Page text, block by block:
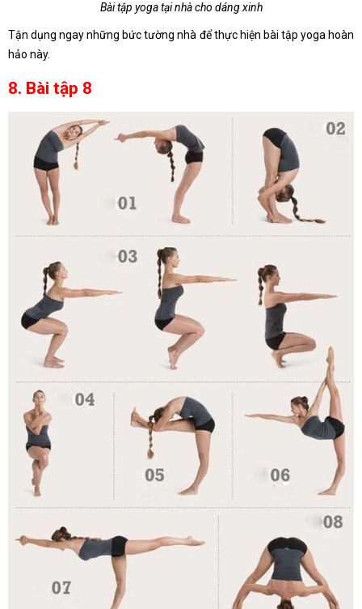
Bài tập yoga tại nhà cho dáng xinh
Tận dụng ngay những bức tường nhà để thực hiện bài tập yoga hoàn
hảo này.
8. Bài tập 8